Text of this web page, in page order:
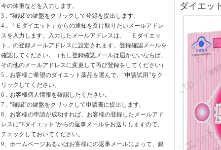
今の体重などを入力します。
3，“確認”の鍵盤をクリックして登録を提出します。
4，「Ｅダイエット」からの通知を受け取りたいメールアドレ
スを入力します。入力したメールアドレスは、「Ｅダイエッ
ト」の登録メールアドレスに設定されます。登録確認メールを
確認してください。（もし登録確認メールは届かないならば、
その他のメールアドレスに変更して再び登録をしてください）
5，お客様ご希望のダイエット薬品を選んで、“申請試用”をク
リックしてください。
6，お客様個人情報を確認したください。
7，“確認”の鍵盤をクリックして申請書に提出します。
8、お客様の申請が成功すれば、お客様の登録したメールアド
レスに“Eダイエット”からの返事メールをお送りしますので、
チェックしておいてください。
9、ホームページあるいはお客様にの返事メールによって、銀
ダイエッ